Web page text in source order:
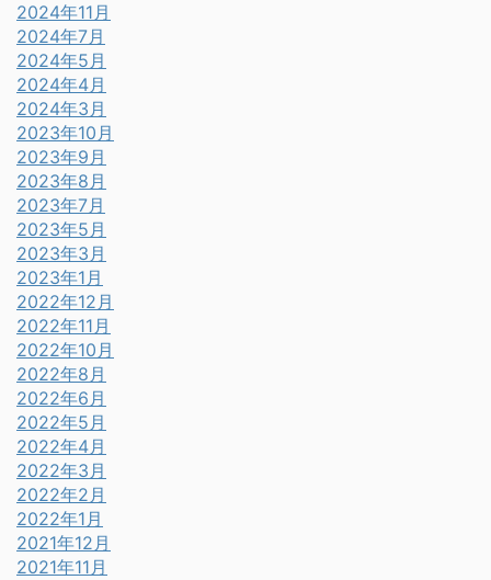
2024年11月
2024年7月
2024年5月
2024年4月
2024年3月
2023年10月
2023年9月
2023年8月
2023年7月
2023年5月
2023年3月
2023年1月
2022年12月
2022年11月
2022年10月
2022年8月
2022年6月
2022年5月
2022年4月
2022年3月
2022年2月
2022年1月
2021年12月
2021年11月